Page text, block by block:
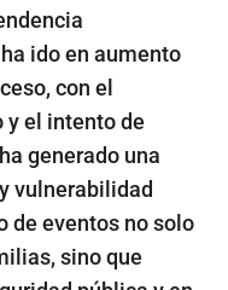
ido en aumento
con el
y el intento de
generado una
vulnerabilidad
de eventos no solo
sino que